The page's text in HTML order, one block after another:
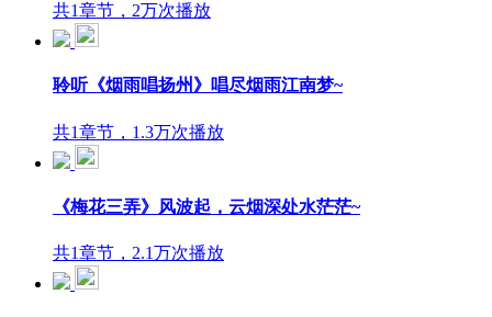
共1章节，2万次播放
聆听《烟雨唱扬州》唱尽烟雨江南梦~
共1章节，1.3万次播放
《梅花三弄》风波起，云烟深处水茫茫~
共1章节，2.1万次播放